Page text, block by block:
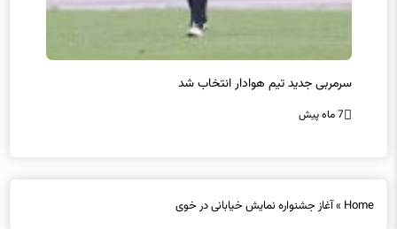
سرمربی جدید تیم هوادار انتخاب شد
7 ماه پیش
Home
»آغاز جشنواره نمایش خیابانی در خوی